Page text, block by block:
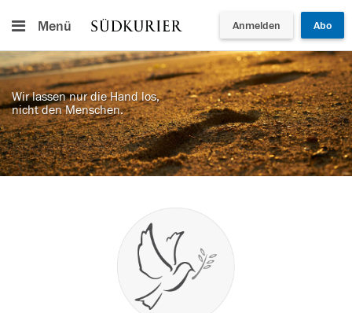
Menü Anmelden Abo
Wir lassen nur die Hand los,
nicht den Menschen.